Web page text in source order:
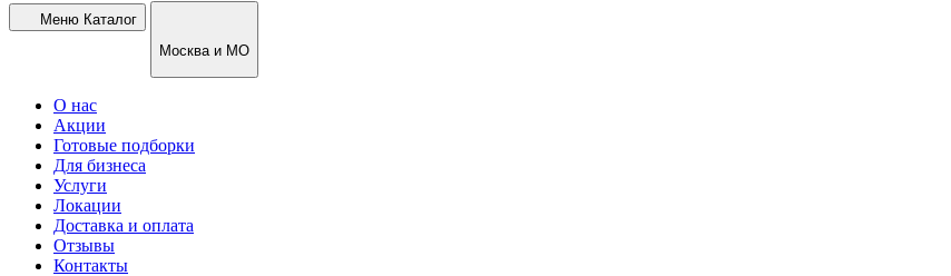
Меню Каталог
Москва и МО
О нас
Акции
Готовые подборки
Для бизнеса
Услуги
Локации
Доставка и оплата
Отзывы
Контакты